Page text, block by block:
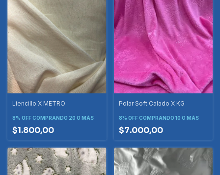
Liencillo X METRO
8% OFFCOMPRANDO 20 O MÁS
$1.800,00
Polar Soft Calado X KG
8% OFF COMPRANDO 10 O MÁS
$7.000,00